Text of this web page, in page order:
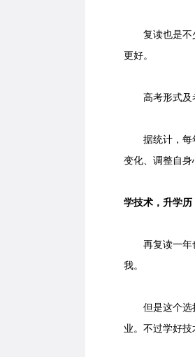
复读也是不少
更好。
高考形式及考
据统计，每年
变化、调整自身
学技术，升学历
再复读一年也
我。
但是这个选择
业。不过学好技